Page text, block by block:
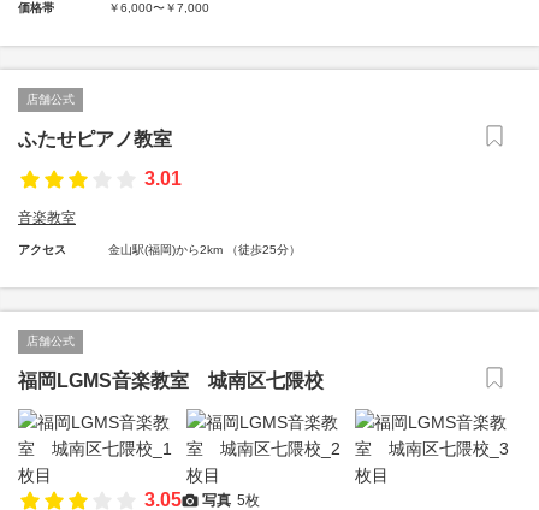
価格帯
￥6,000〜￥7,000
店舗公式
ふたせピアノ教室
3.01
音楽教室
アクセス 金山駅(福岡)から2km （徒歩25分）
店舗公式
福岡LGMS音楽教室 城南区七隈校
3.05 写真 5枚